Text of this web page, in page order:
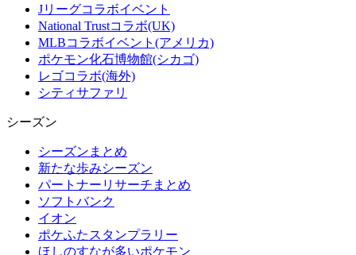
Jリーグコラボイベント
National Trustコラボ(UK)
MLBコラボイベント(アメリカ)
ポケモン化石博物館(シカゴ)
レゴコラボ(海外)
シティサファリ
シーズン
シーズンまとめ
新たな歩みシーズン
パートナーリサーチまとめ
ソフトバンク
イオン
ポケふたスタンプラリー
ほしのすなが多いポケモン